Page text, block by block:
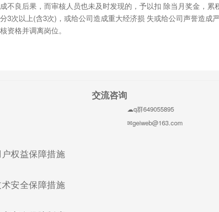
成不良后果，而审核人员也未及时发现的，予以扣 除当月奖金，
分3次以上(含3次)，或给公司造成重大经济损 失或给公司声誉造
核资格并调离岗位。
交流咨询
q群649055895
geiweb@163.com
权益保障措施(current)
安全保障措施(current)